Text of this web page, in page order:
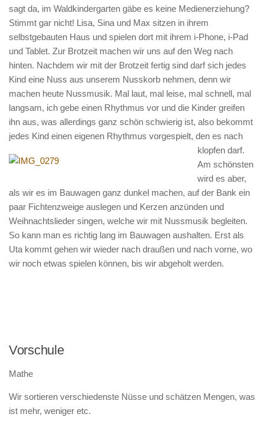
sagt da, im Waldkindergarten gäbe es keine Medienerziehung?
Stimmt gar nicht! Lisa, Sina und Max sitzen in ihrem
selbstgebauten Haus und spielen dort mit ihrem i-Phone, i-Pad
und Tablet. Zur Brotzeit machen wir uns auf den Weg nach
hinten. Nachdem wir mit der Brotzeit fertig sind darf sich jedes
Kind eine Nuss aus unserem Nusskorb nehmen, denn wir
machen heute Nussmusik. Mal laut, mal leise, mal schnell, mal
langsam, ich gebe einen Rhythmus vor und die Kinder greifen
ihn aus, was allerdings ganz schön schwierig ist, also bekommt
jedes Kind einen eigenen Rhythmus vorgespielt, den es nach
klopfen darf.
Am schönsten
wird es aber,
als wir es im Bauwagen ganz dunkel machen, auf der Bank ein
paar Fichtenzweige auslegen und Kerzen anzünden und
Weihnachtslieder singen, welche wir mit Nussmusik begleiten.
So kann man es richtig lang im Bauwagen aushalten. Erst als
Uta kommt gehen wir wieder nach draußen und nach vorne, wo
wir noch etwas spielen können, bis wir abgeholt werden.
Vorschule
Mathe
Wir sortieren verschiedenste Nüsse und schätzen Mengen, was
ist mehr, weniger etc.